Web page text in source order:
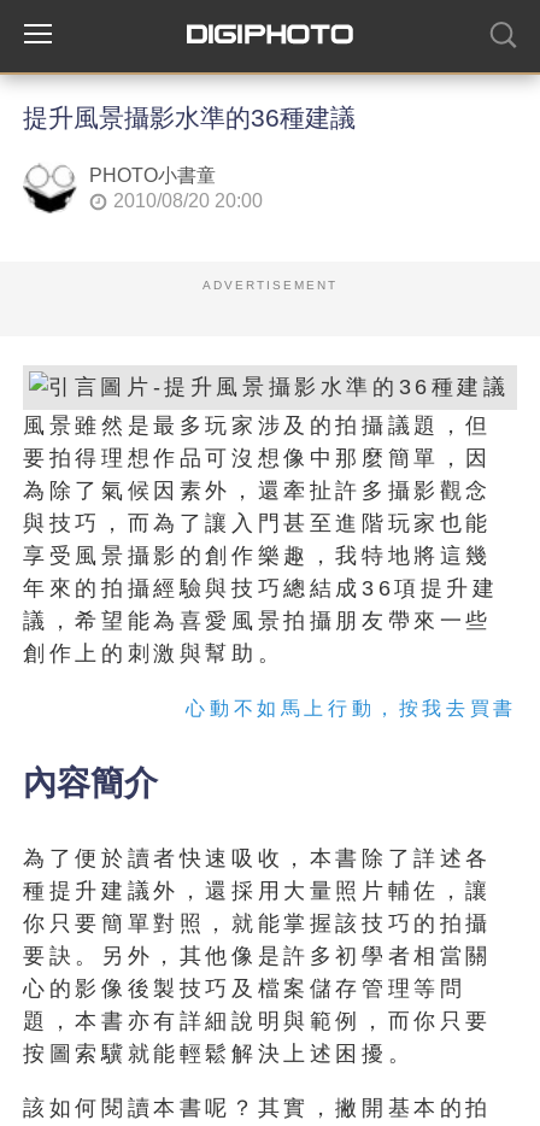
提升風景攝影水準的36種建議
PHOTO小書童
2010/08/20 20:00
ADVERTISEMENT
風景雖然是最多玩家涉及的拍攝議題，但
要拍得理想作品可沒想像中那麼簡單，因
為除了氣候因素外，還牽扯許多攝影觀念
與技巧，而為了讓入門甚至進階玩家也能
享受風景攝影的創作樂趣，我特地將這幾
年來的拍攝經驗與技巧總結成36項提升建
議，希望能為喜愛風景拍攝朋友帶來一些
創作上的刺激與幫助。
心動不如馬上行動，按我去買書
內容簡介
為了便於讀者快速吸收，本書除了詳述各
種提升建議外，還採用大量照片輔佐，讓
你只要簡單對照，就能掌握該技巧的拍攝
要訣。另外，其他像是許多初學者相當關
心的影像後製技巧及檔案儲存管理等問
題，本書亦有詳細說明與範例，而你只要
按圖索驥就能輕鬆解決上述困擾。
該如何閱讀本書呢？其實，撇開基本的拍